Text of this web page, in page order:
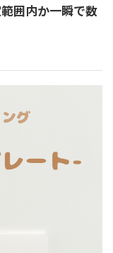
囲内か一瞬で数